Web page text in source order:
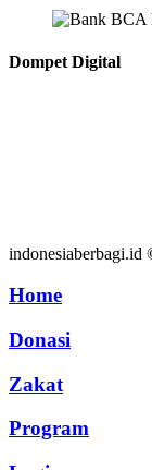
Dompet Digital
indonesiaberbagi.id
Home
Donasi
Zakat
Program